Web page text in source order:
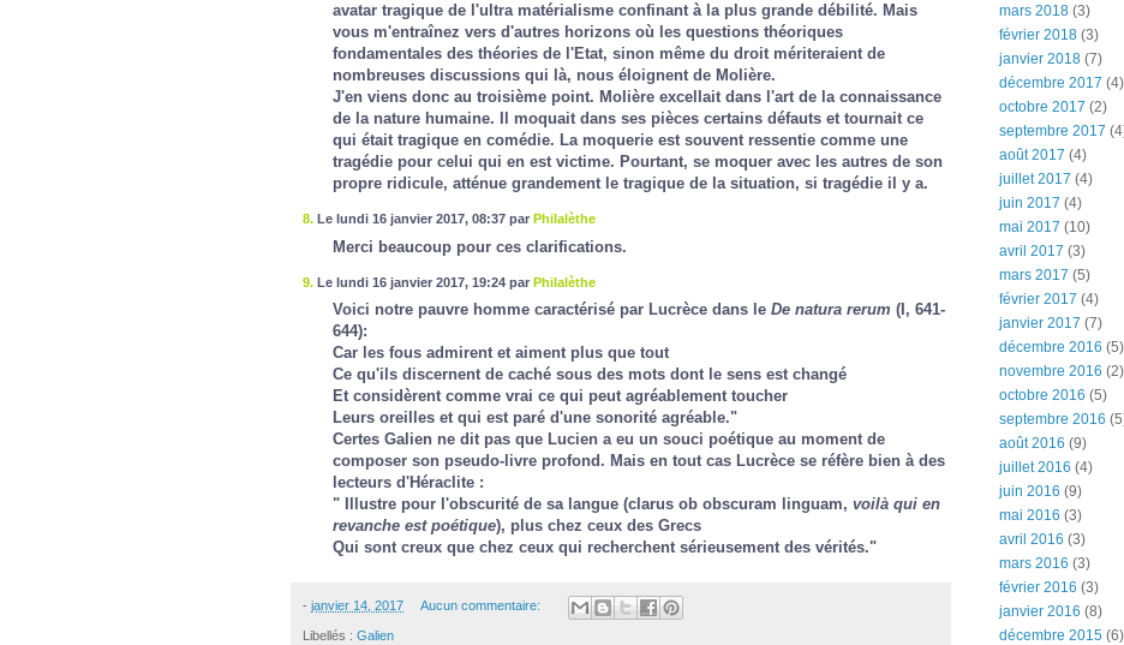
avatar tragique de l'ultra matérialisme confinant à la plus grande débilité. Mais
vous m'entraînez vers d'autres horizons où les questions théoriques
fondamentales des théories de l'Etat, sinon même du droit mériteraient de
nombreuses discussions qui là, nous éloignent de Molière.
J'en viens donc au troisième point. Molière excellait dans l'art de la connaissance
de la nature humaine. Il moquait dans ses pièces certains défauts et tournait ce
qui était tragique en comédie. La moquerie est souvent ressentie comme une
tragédie pour celui qui en est victime. Pourtant, se moquer avec les autres de son
propre ridicule, atténue grandement le tragique de la situation, si tragédie il y a.
8. Le lundi 16 janvier 2017, 08:37 par Philalèthe
Merci beaucoup pour ces clarifications.
9. Le lundi 16 janvier 2017, 19:24 par Philalèthe
Voici notre pauvre homme caractérisé par Lucrèce dans le De natura rerum (I, 641-
644):
Car les fous admirent et aiment plus que tout
Ce qu'ils discernent de caché sous des mots dont le sens est changé
Et considèrent comme vrai ce qui peut agréablement toucher
Leurs oreilles et qui est paré d'une sonorité agréable."
Certes Galien ne dit pas que Lucien a eu un souci poétique au moment de
composer son pseudo-livre profond. Mais en tout cas Lucrèce se réfère bien à des
lecteurs d'Héraclite :
" Illustre pour l'obscurité de sa langue (clarus ob obscuram linguam, voilà qui en
revanche est poétique), plus chez ceux des Grecs
Qui sont creux que chez ceux qui recherchent sérieusement des vérités."
- janvier 14, 2017 Aucun commentaire:
Libellés : Galien
mars 2018 (3)
février 2018 (3)
janvier 2018 (7)
décembre 2017 (4)
octobre 2017 (2)
septembre 2017
août 2017 (4)
juillet 2017 (4)
juin 2017 (4)
mai 2017 (10)
avril 2017 (3)
mars 2017 (5)
février 2017 (4)
janvier 2017 (7)
décembre 2016 (5)
novembre 2016 (2)
octobre 2016 (5)
septembre 2016
août 2016 (9)
juillet 2016 (4)
juin 2016 (9)
mai 2016 (3)
avril 2016 (3)
mars 2016 (3)
février 2016 (3)
janvier 2016 (8)
décembre 2015 (6)